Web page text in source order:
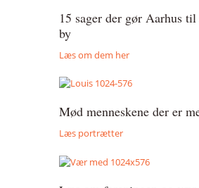
15 sager der gør Aarhus til
by
Læs om dem her
Mød menneskene der er
Læs portrætter